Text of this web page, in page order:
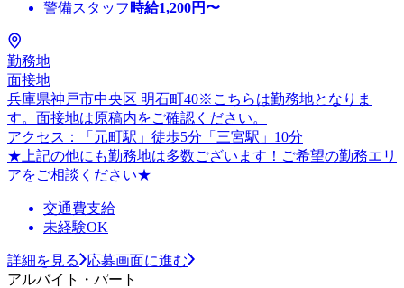
警備スタッフ 時給1,200円〜
勤務地
面接地
兵庫県神戸市中央区 明石町40※こちらは勤務地となりま
す。面接地は原稿内をご確認ください。
アクセス：「元町駅」徒歩5分「三宮駅」10分
★上記の他にも勤務地は多数ございます！ご希望の勤務エリ
アをご相談ください★
交通費支給
未経験OK
詳細を見る
応募画面に進む
アルバイト・パート